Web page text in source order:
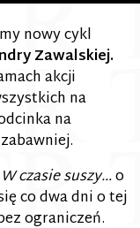
nowy cykl
Zawalskiej.
akcji
na
na
W czasie suszy…o
co dwa dni o tej
ograniczeń.